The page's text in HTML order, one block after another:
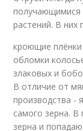
получающимися
растений. В них
кроющие плёнки
обломки
злаковых и
В отличие от
производства -
самого зерна.
зерна и